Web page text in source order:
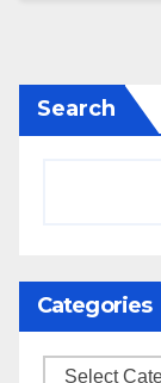
Search
Categories
Categories